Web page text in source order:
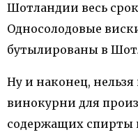
Шотландии весь
Односолодовые
бутылированы в
Ну и наконец, нельзя
винокурни для
содержащих спирты